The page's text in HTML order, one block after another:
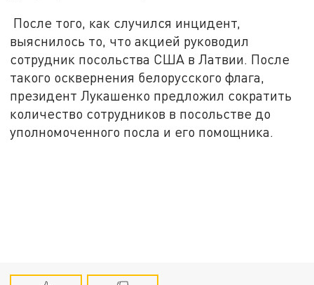
После того, как случился инцидент,
выяснилось то, что акцией руководил
сотрудник посольства США в Латвии. После
такого осквернения белорусского флага,
президент Лукашенко предложил сократить
количество сотрудников в посольстве до
уполномоченного посла и его помощника.